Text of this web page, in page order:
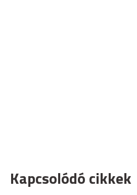
Kapcsolódó cikkek